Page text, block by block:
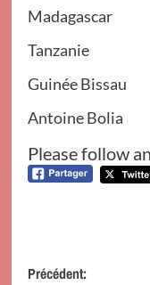
Madagascar
Tanzanie
Guinée Bissau
Antoine Bolia
Please follow
Navigation
Précédent: